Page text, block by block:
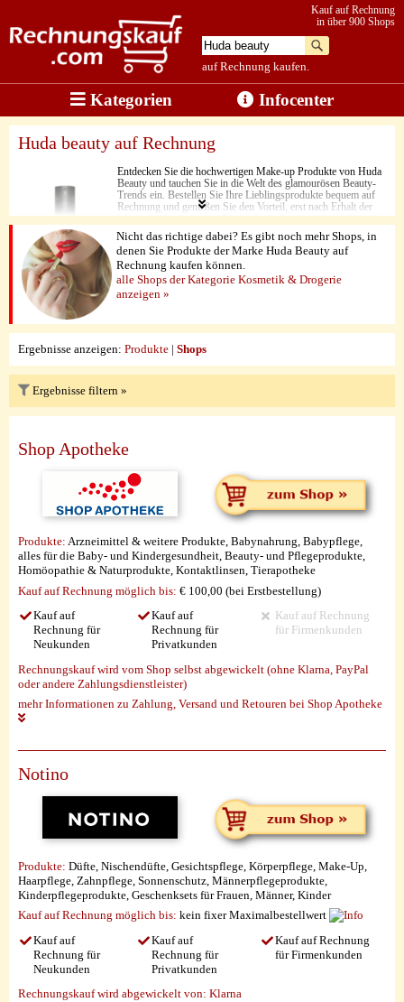
auf Rechnung kaufen.
Kauf auf Rechnung
in über 900 Shops
Kategorien Infocenter
Huda beauty auf Rechnung
Entdecken Sie die hochwertigen Make-up Produkte von Huda
Beauty und tauchen Sie in die Welt des glamourösen Beauty-
Trends ein. Bestellen Sie Ihre Lieblingsprodukte bequem auf
Rechnung und genießen Sie den Vorteil, erst nach Erhalt der
Ware zahlen zu müssen. Finden Sie auf unserer Seite eine
Auswahl an Shops, die Huda Beauty Produkte auf Rechnung
anbieten.
Nicht das richtige dabei? Es gibt noch mehr Shops, in
denen Sie Produkte der Marke Huda Beauty auf
Rechnung kaufen können.
alle Shops der Kategorie Kosmetik & Drogerie
anzeigen »
Ergebnisse anzeigen: Produkte | Shops
Ergebnisse filtern »
Shop Apotheke
Produkte: Arzneimittel & weitere Produkte, Babynahrung, Babypflege,
alles für die Baby- und Kindergesundheit, Beauty- und Pflegeprodukte,
Homöopathie & Naturprodukte, Kontaktlinsen, Tierapotheke
Kauf auf Rechnung möglich bis: € 100,00 (bei Erstbestellung)
Kauf auf
Rechnung für
Neukunden
Kauf auf
Rechnung für
Privatkunden
Kauf auf Rechnung
für Firmenkunden
Rechnungskauf wird vom Shop selbst abgewickelt (ohne Klarna, PayPal
oder andere Zahlungsdienstleister)
mehr Informationen zu Zahlung, Versand und Retouren bei Shop Apotheke
Notino
Produkte: Düfte, Nischendüfte, Gesichtspflege, Körperpflege, Make-Up,
Haarpflege, Zahnpflege, Sonnenschutz, Männerpflegeprodukte,
Kinderpflegeprodukte, Geschenksets für Frauen, Männer, Kinder
Kauf auf Rechnung möglich bis: kein fixer Maximalbestellwert
Kauf auf
Rechnung für
Neukunden
Kauf auf
Rechnung für
Privatkunden
Kauf auf Rechnung
für Firmenkunden
Rechnungskauf wird abgewickelt von: Klarna